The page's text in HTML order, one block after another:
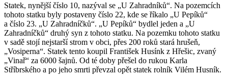
Statek, nynější číslo 10, nazýval se „U Zahradníků“. Na pozemcích
tohoto statku byly postaveny číslo 22, kde se říkalo „U Pepíků“
a číslo 23. „U Zahradníčků“. „U Pepíků“ bydlel jeden a „U
Zahradníčků“ druhý syn z tohoto statku. Na pozemku tohoto statku
v sadě stojí nejstarší strom v obci, přes 200 roků stará hrušeň,
„Vosiperna“. Statek tento koupil František Husínk z Hřešic, zvaný
„Vinař“ za 6000 šajnů. Od té doby přešel do rukou Karla
Stříbrského a po jeho smrti převzal opět statek rolník Vilém Husník.